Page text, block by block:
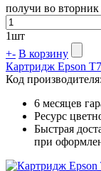
получи во вторник
1шт
+- В корзину
Картридж Epson
Код производителя:
6 месяцев
Ресурс
Быстрая
при